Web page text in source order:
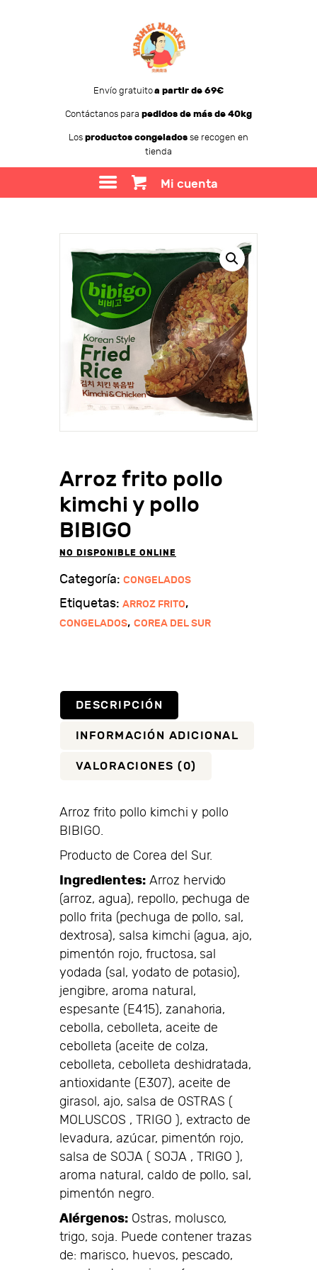
Envío gratuitoa partir de 69€
Contáctanos parapedidos de más de 40kg
Losproductos congeladosse recogen en
tienda
Mi cuenta
WANMEI MARKET
SOBRE WANMEI
Arroz frito pollo
kimchi y pollo
BIBIGO
NO DISPONIBLE ONLINE
Categoría: CONGELADOS
Etiquetas: ARROZ FRITO,
CONGELADOS, COREA DEL SUR
DESCRIPCIÓN
INFORMACIÓN ADICIONAL
VALORACIONES (0)
Arroz frito pollo kimchi y pollo
BIBIGO.
Producto de Corea del Sur.
Ingredientes:Arroz hervido
(arroz, agua), repollo, pechuga de
pollo frita (pechuga de pollo, sal,
dextrosa), salsa kimchi (agua, ajo,
pimentón rojo, fructosa, sal
yodada (sal, yodato de potasio),
jengibre, aroma natural,
espesante (E415), zanahoria,
cebolla, cebolleta, aceite de
cebolleta (aceite de colza,
cebolleta, cebolleta deshidratada,
antioxidante (E307), aceite de
girasol, ajo, salsa de OSTRAS (
MOLUSCOS , TRIGO ), extracto de
levadura, azúcar, pimentón rojo,
salsa de SOJA ( SOJA , TRIGO ),
aroma natural, caldo de pollo, sal,
pimentón negro.
Alérgenos:Ostras, molusco,
trigo, soja. Puede contener trazas
de: marisco, huevos, pescado,